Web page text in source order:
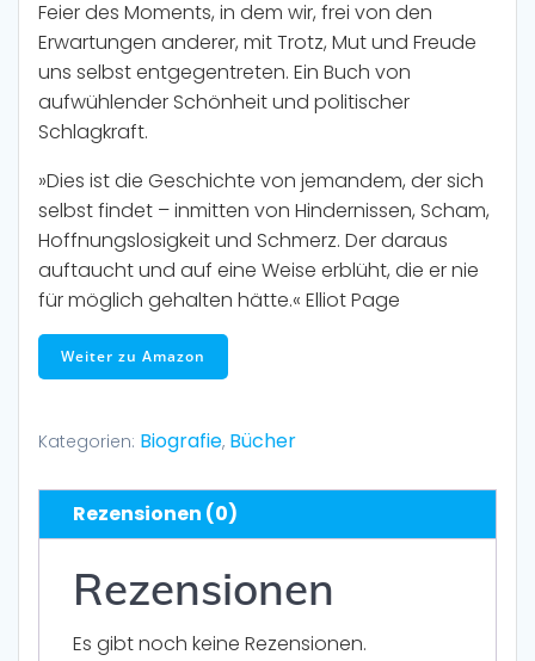
Feier des Moments, in dem wir, frei von den
Erwartungen anderer, mit Trotz, Mut und Freude
uns selbst entgegentreten. Ein Buch von
aufwühlender Schönheit und politischer
Schlagkraft.
»Dies ist die Geschichte von jemandem, der sich
selbst findet – inmitten von Hindernissen, Scham,
Hoffnungslosigkeit und Schmerz. Der daraus
auftaucht und auf eine Weise erblüht, die er nie
für möglich gehalten hätte.« Elliot Page
Weiter zu Amazon
Kategorien: Biografie, Bücher
Rezensionen (0)
Rezensionen
Es gibt noch keine Rezensionen.